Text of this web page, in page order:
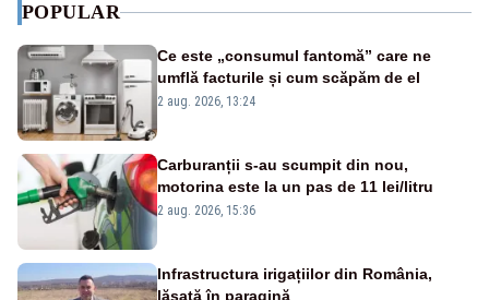
POPULAR
Ce este „consumul fantomă” care ne
umflă facturile și cum scăpăm de el
2 aug. 2026, 13:24
Carburanții s-au scumpit din nou,
motorina este la un pas de 11 lei/litru
2 aug. 2026, 15:36
Infrastructura irigațiilor din România,
lăsată în paragină